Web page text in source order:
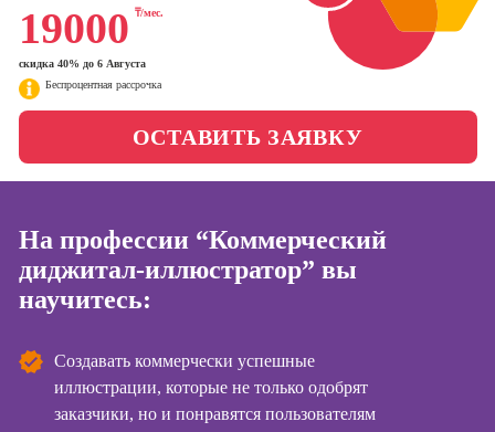
Фотошкола
Школа медиа
Онлайн-обучение
Профессия
Специалист по
таргетингу
Курсы
копирайтинга
Курсы по
оптимизации
сайтов (seo-
19000 ₸/мес.
скидка 40% до 6 Августа
Беспроцентная рассрочка
ОСТАВИТЬ ЗАЯВКУ
На профессии “Коммерческий
диджитал-иллюстратор” вы
научитесь:
Создавать коммерчески успешные
иллюстрации, которые не только одобрят
заказчики, но и понравятся пользователям